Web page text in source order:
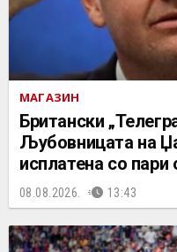
МАГАЗИН
Британски
Љубовницата на
исплатена со
08.08.2026. 13:43